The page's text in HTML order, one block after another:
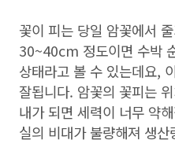
꽃이 피는 당일 암꽃에서
30~40cm 정도이면 수박
상태라고 볼 수 있는데요,
잘됩니다. 암꽃의 꽃피는
내가 되면 세력이 너무 약
실의 비대가 불량해져 생